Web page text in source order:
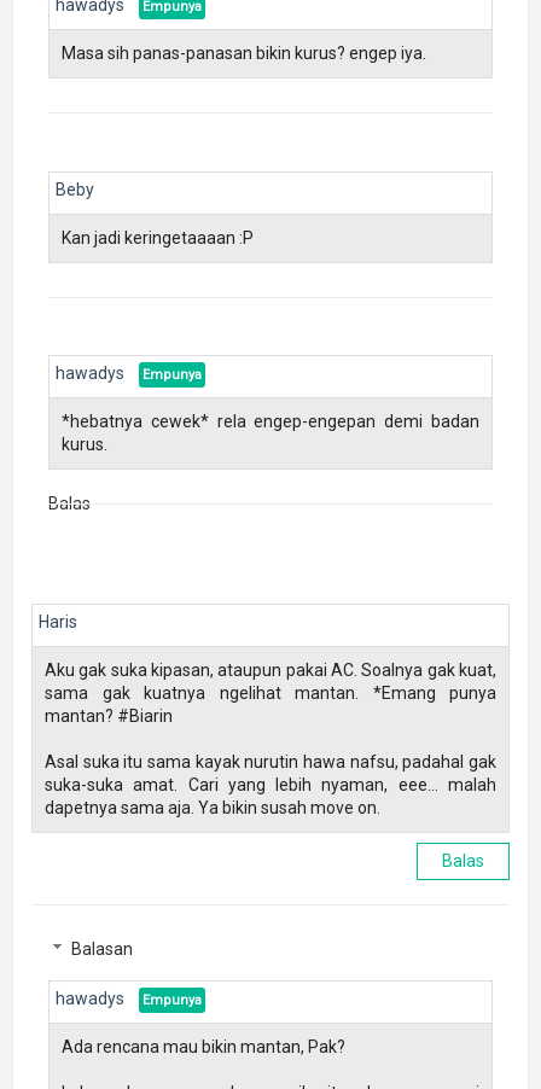
hawadys
Masa sih panas-panasan bikin kurus? engep iya.
Beby
Kan jadi keringetaaaan :P
hawadys
*hebatnya cewek* rela engep-engepan demi badan
kurus.
Balas
Haris
Aku gak suka kipasan, ataupun pakai AC. Soalnya gak kuat,
sama gak kuatnya ngelihat mantan. *Emang punya
mantan? #Biarin
Asal suka itu sama kayak nurutin hawa nafsu, padahal gak
suka-suka amat. Cari yang lebih nyaman, eee... malah
dapetnya sama aja. Ya bikin susah move on.
Balas
Balasan
hawadys
Ada rencana mau bikin mantan, Pak?